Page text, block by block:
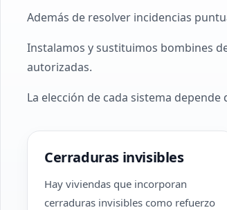
Además de resolver incidencias
Instalamos y sustituimos bombines
autorizadas.
La elección de cada sistema
Cerraduras invisibles
Hay viviendas que incorporan
cerraduras invisibles como refuerzo